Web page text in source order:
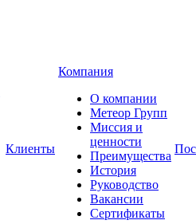
Клиенты
Компания
О компании
Метеор Групп
Миссия и
ценности
Преимущества
История
Руководство
Вакансии
Сертификаты